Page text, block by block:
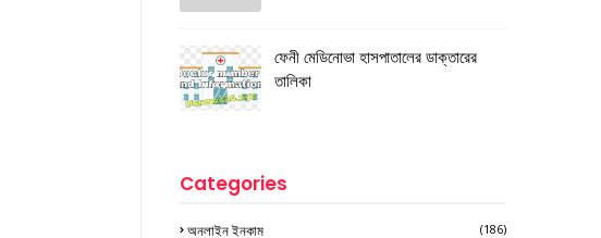
ফেনী মেডিনোভা হাসপাতালের ডাক্তারের
তালিকা
Categories
অনলাইন ইনকাম (186)